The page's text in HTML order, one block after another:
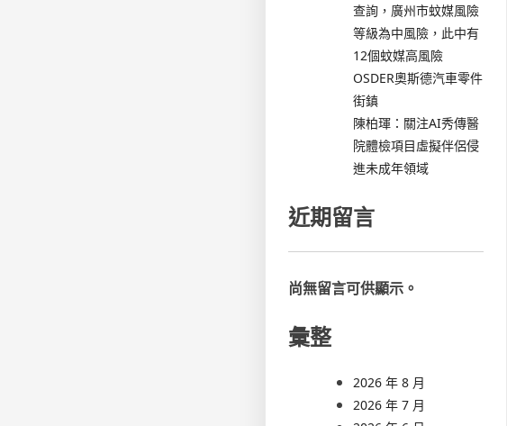
查詢，廣州市蚊媒風險
等級為中風險，此中有
12個蚊媒高風險
OSDER奧斯德汽車零件
街鎮
陳柏琿：關注AI秀傳醫
院體檢項目虛擬伴侶侵
進未成年領域
近期留言
尚無留言可供顯示。
彙整
2026 年 8 月
2026 年 7 月